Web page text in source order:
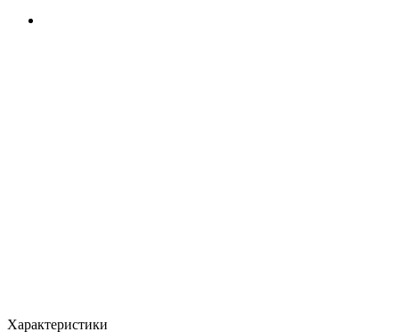
Характеристики